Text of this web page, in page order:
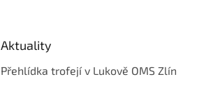
Aktuality
Přehlídka trofejí v Lukově OMS Zlín